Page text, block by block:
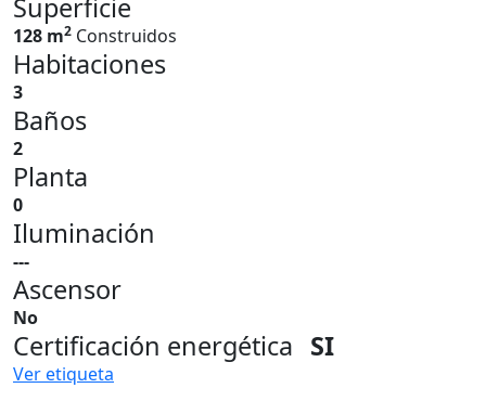
Superficie
128 m2 Construidos
Habitaciones
3
Baños
2
Planta
0
Iluminación
---
Ascensor
No
Certificación energética SI
Ver etiqueta